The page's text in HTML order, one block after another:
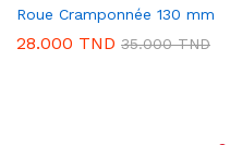
Roue Cramponnée 130 mm
28.000 TND 35.000TND